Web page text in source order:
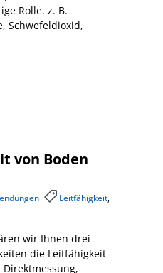
Rolle. z. B.
Schwefeldioxid,
von Boden
Leitfähigkeit,
wir Ihnen drei
die Leitfähigkeit
Direktmessung,